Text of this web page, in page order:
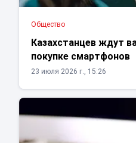
Общество
Казахстанцев ждут
покупке смартфонов
23 июля 2026 г., 15:26